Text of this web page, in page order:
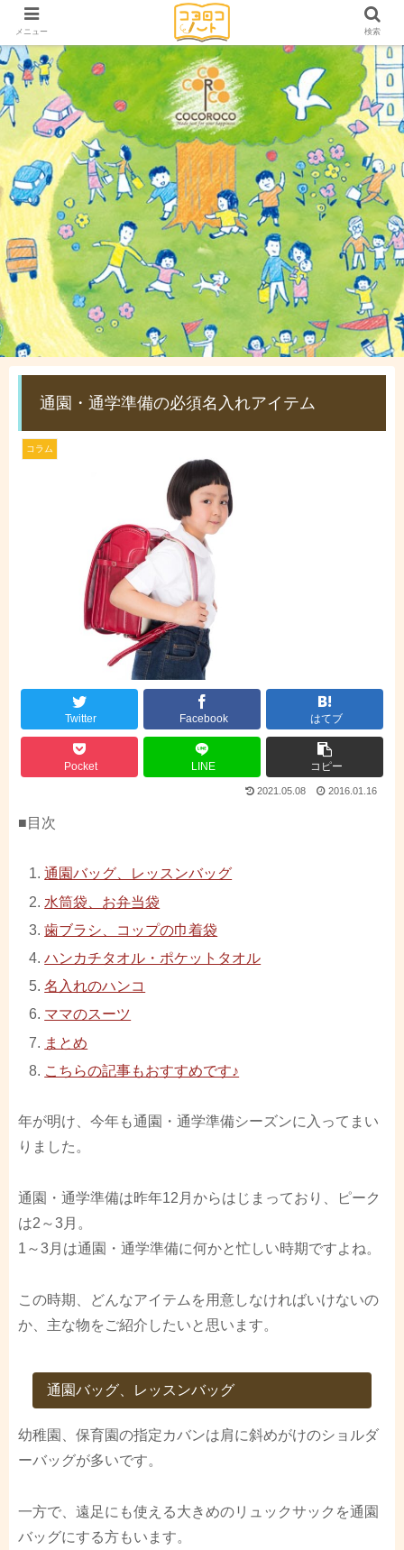
通園・通学準備の必須名入れアイテム
コラム
Twitter Facebook はてブ
Pocket LINE コピー
2021.05.08 2016.01.16
■目次
通園バッグ、レッスンバッグ
水筒袋、お弁当袋
歯ブラシ、コップの巾着袋
ハンカチタオル・ポケットタオル
名入れのハンコ
ママのスーツ
まとめ
こちらの記事もおすすめです♪
年が明け、今年も通園・通学準備シーズンに入ってまい
りました。
通園・通学準備は昨年12月からはじまっており、ピーク
は2～3月。
1～3月は通園・通学準備に何かと忙しい時期ですよね。
この時期、どんなアイテムを用意しなければいけないの
か、主な物をご紹介したいと思います。
通園バッグ、レッスンバッグ
幼稚園、保育園の指定カバンは肩に斜めがけのショルダ
ーバッグが多いです。
一方で、遠足にも使える大きめのリュックサックを通園
バッグにする方もいます。
メニュー 検索